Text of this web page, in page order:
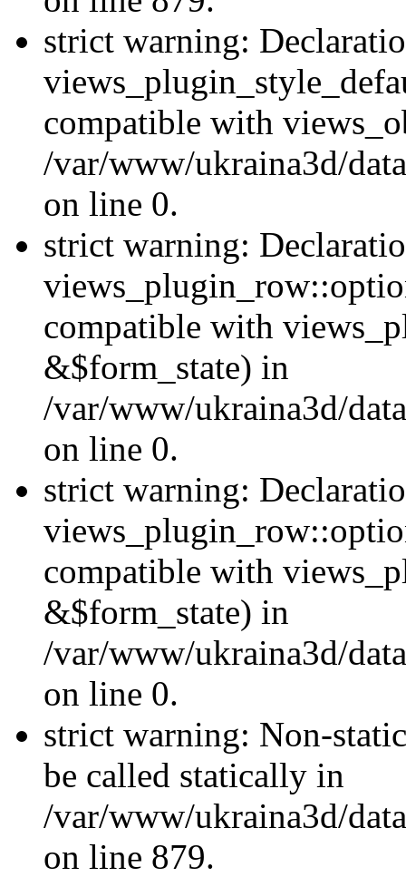
strict warning:
compatible with
/var/www/ukraina3d/
on line 0.
strict warning:
compatible with
&$form_state) in
/var/www/ukraina3d/
on line 0.
strict warning:
compatible with
&$form_state) in
/var/www/ukraina3d/
on line 0.
strict warning: Non-
be called statically in
/var/www/ukraina3d/
on line 879.